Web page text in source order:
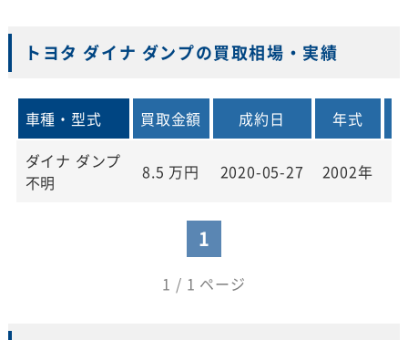
トヨタ ダイナ ダンプの買取相場・実績
車種・型式 買取金額 成約日 年式
ダイナ ダンプ
不明
8.5 万円 2020-05-27 2002年
1
1 / 1 ページ